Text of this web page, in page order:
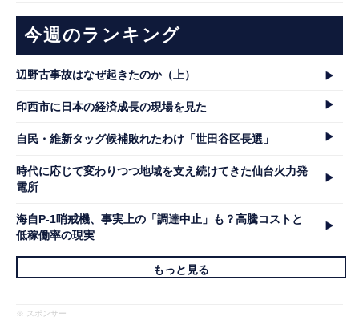
今週のランキング
辺野古事故はなぜ起きたのか（上）
印西市に日本の経済成長の現場を見た
自民・維新タッグ候補敗れたわけ「世田谷区長選」
時代に応じて変わりつつ地域を支え続けてきた仙台火力発
電所
海自P-1哨戒機、事実上の「調達中止」も？高騰コストと
低稼働率の現実
もっと見る
※ スポンサー